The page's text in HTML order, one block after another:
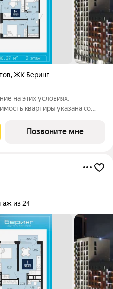
,ЖК Беринг
на этих условиях,
квартиры указана со
квартира от
в
Позвоните мне
из 24